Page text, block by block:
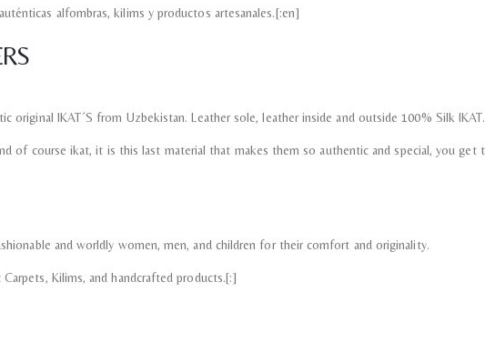
alfombras, kilims y productos artesanales.[:en]
original IKAT´S from Uzbekistan. Leather sole, leather inside and outside 100% Silk IKAT.
of course ikat, it is this last material that makes them so authentic and special, you
and worldly women, men, and children for their comfort and originality.
Kilims, and handcrafted products.[:]